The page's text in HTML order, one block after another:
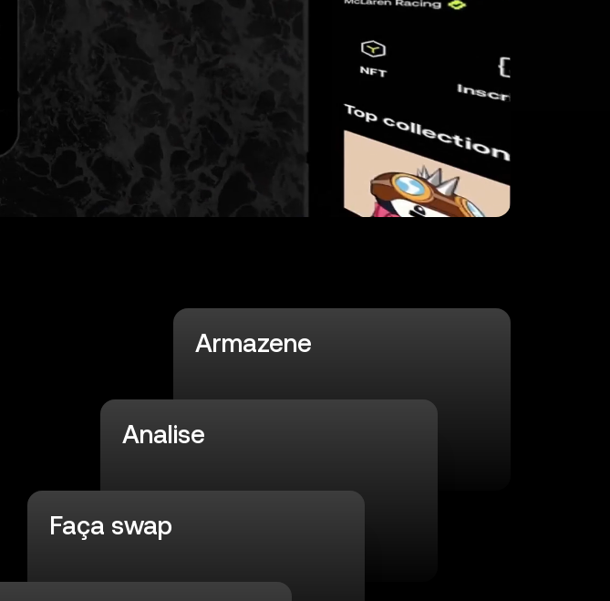
Armazene
Analise
Faça swap